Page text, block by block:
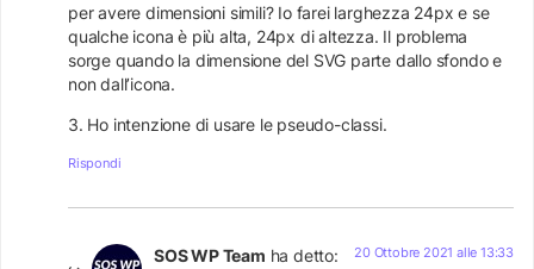
per avere dimensioni simili? Io farei larghezza 24px e se
qualche icona è più alta, 24px di altezza. Il problema
sorge quando la dimensione del SVG parte dallo sfondo e
non dall’icona.
3. Ho intenzione di usare le pseudo-classi.
Rispondi
SOS WP Team ha detto: 20 Ottobre 2021 alle 13:33